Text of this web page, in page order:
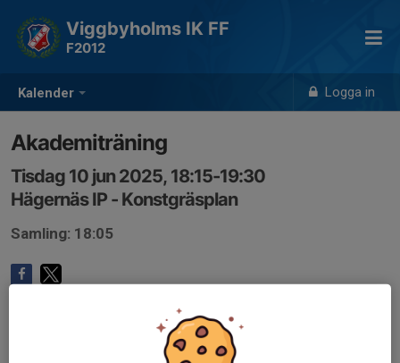
Kalender Logga in
Viggbyholms IK FF
F2012
Akademiträning
Tisdag 10 jun 2025, 18:15-19:30
Hägernäs IP - Konstgräsplan
Samling: 18:05